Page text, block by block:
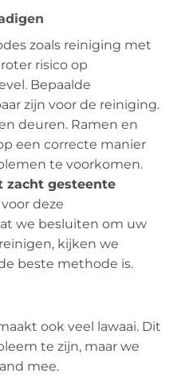
zoals reiniging met
risico op
Bepaalde
zijn voor de reiniging.
deuren. Ramen en
een correcte manier
te voorkomen.
zacht gesteente
voor deze
we besluiten om uw
kijken we
beste methode is.
ook veel lawaai. Dit
te zijn, maar we
mee.